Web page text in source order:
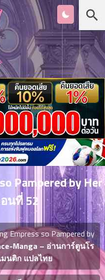
Pampered by Her
นที่ 52
Empress so Pampered by
Manga – อ่านการ์ตูนโร
นติก แปลไทย